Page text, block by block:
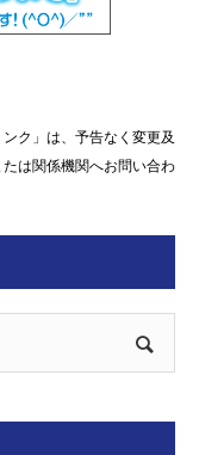
ク」は、予告なく変更及
は関係機関へお問い合わ